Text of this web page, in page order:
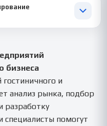
предприятия.
бизнеса
и
анализ рынка, подбор
разработку
помогут